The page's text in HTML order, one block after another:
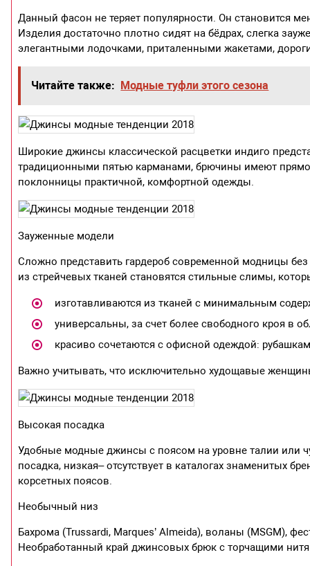
Данный фасон не теряет популярности. Он становится
Изделия достаточно плотно сидят на бёдрах, слегка
элегантными лодочками, приталенными жакетами,
Читайте также: Модные туфли этого сезона
Широкие джинсы классической расцветки индиго
традиционными пятью карманами, брючины имеют
поклонницы практичной, комфортной одежды.
Зауженные модели
Сложно представить гардероб современной модницы
из стрейчевых тканей становятся стильные слимы,
изготавливаются из тканей с минимальным
универсальны, за счет более свободного кроя в
красиво сочетаются с офисной одеждой:
Важно учитывать, что исключительно худощавые
Высокая посадка
Удобные модные джинсы с поясом на уровне талии или
посадка, низкая– отсутствует в каталогах знаменитых
корсетных поясов.
Необычный низ
Бахрома (Trussardi, Marques’ Almeida), воланы (MSGM),
Необработанный край джинсовых брюк с торчащими